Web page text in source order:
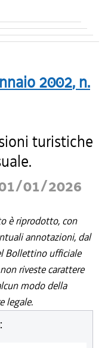
2002, n.
turistiche
01/2026
è riprodotto, con
annotazioni, dal
Bollettino ufficiale
riveste carattere
modo della
legale.